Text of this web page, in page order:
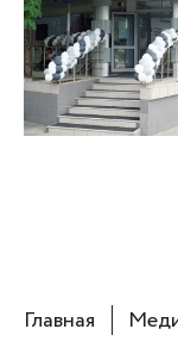
Главная